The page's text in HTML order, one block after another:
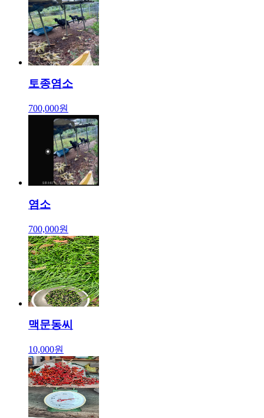
토종염소
700,000원
염소
700,000원
맥문동씨
10,000원